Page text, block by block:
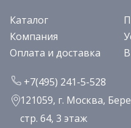
Каталог
Компания
Оплата и доставка
+7(495) 241-5-528
121059, г. Москва,
стр. 64, 3 этаж